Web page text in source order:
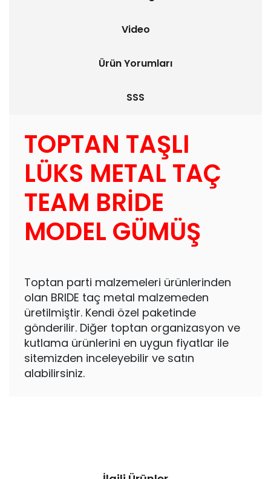
Video
Ürün Yorumları
SSS
TOPTAN TAŞLI
LÜKS METAL TAÇ
TEAM BRİDE
MODEL GÜMÜŞ
Toptan parti malzemeleri ürünlerinden
olan BRIDE taç metal malzemeden
üretilmiştir. Kendi özel paketinde
gönderilir. Diğer toptan organizasyon ve
kutlama ürünlerini en uygun fiyatlar ile
sitemizden inceleyebilir ve satın
alabilirsiniz.